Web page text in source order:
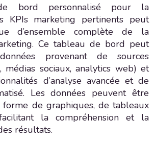
bord personnalisé pour la
KPIs marketing pertinents peut
d’ensemble complète de la
Ce tableau de bord peut
provenant de sources
médias sociaux, analytics web) et
d’analyse avancée et de
Les données peuvent être
forme de graphiques, de tableaux
la compréhension et la
résultats.